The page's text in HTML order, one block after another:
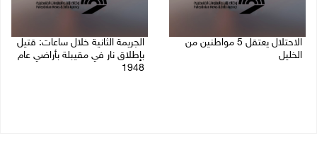
الاحتلال يعتقل 5 مواطنين من
الخليل
الجريمة الثانية خلال ساعات: قتيل
بإطلاق نار في مقيبلة بأراضي عام
1948